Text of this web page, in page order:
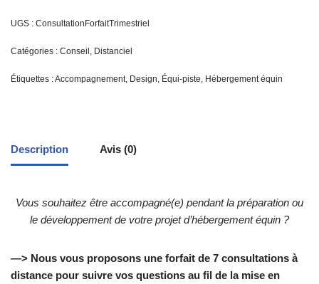
UGS : ConsultationForfaitTrimestriel
Catégories : Conseil Distanciel
Étiquettes :Accompagnement Design Équi-piste Hébergement équin
Description Avis (0)
Vous souhaitez être accompagné(e) pendant la préparation ou
le développement de votre projet d’hébergement équin ?
—> Nous vous proposons une forfait de 7 consultations à
distance pour suivre vos questions au fil de la mise en